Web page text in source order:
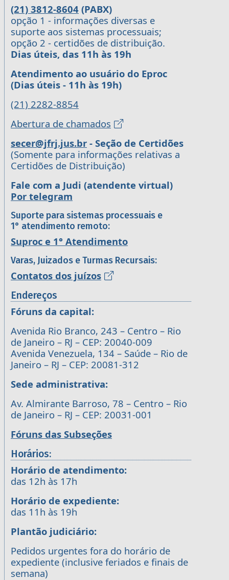
(21) 3812-8604 (PABX)
opção 1 - informações diversas e
suporte aos sistemas processuais;
opção 2 - certidões de distribuição.
Dias úteis, das 11h às 19h
Atendimento ao usuário do Eproc
(Dias úteis - 11h às 19h)
(21) 2282-8854
Abertura de chamados
secer@jfrj.jus.br - Seção de Certidões
(Somente para informações relativas a
Certidões de Distribuição)
Fale com a Judi (atendente virtual)
Por telegram
Suporte para sistemas processuais e
1° atendimento remoto:
Suproc e 1° Atendimento
Varas, Juizados e Turmas Recursais:
Contatos dos juízos
Endereços
Fóruns da capital:
Avenida Rio Branco, 243 – Centro – Rio
de Janeiro – RJ – CEP: 20040-009
Avenida Venezuela, 134 – Saúde – Rio de
Janeiro – RJ – CEP: 20081-312
Sede administrativa:
Av. Almirante Barroso, 78 – Centro – Rio
de Janeiro – RJ – CEP: 20031-001
Fóruns das Subseções
Horários:
Horário de atendimento:
das 12h às 17h
Horário de expediente:
das 11h às 19h
Plantão judiciário:
Pedidos urgentes fora do horário de
expediente (inclusive feriados e finais de
semana)